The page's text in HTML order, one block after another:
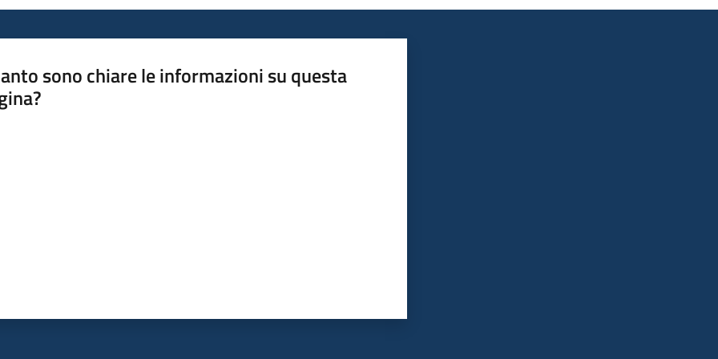
sono chiare le informazioni su questa